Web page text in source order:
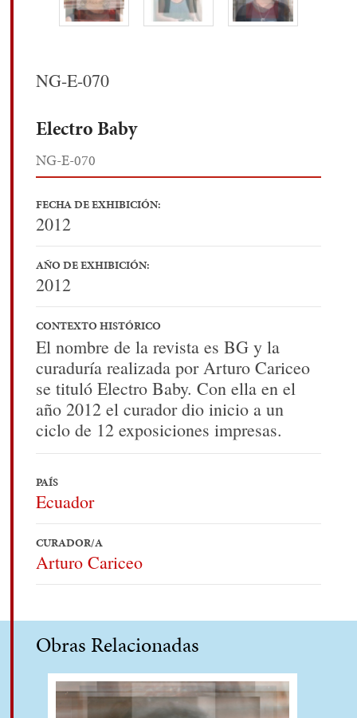
NG-E-070
Electro Baby
NG-E-070
FECHA DE EXHIBICIÓN:
2012
AÑO DE EXHIBICIÓN:
2012
CONTEXTO HISTÓRICO
El nombre de la revista es BG y la
curaduría realizada por Arturo Cariceo
se tituló Electro Baby. Con ella en el
año 2012 el curador dio inicio a un
ciclo de 12 exposiciones impresas.
PAÍS
Ecuador
CURADOR/A
Arturo Cariceo
Obras Relacionadas